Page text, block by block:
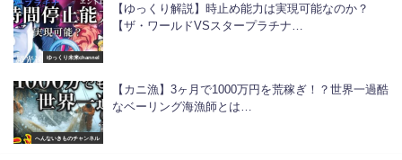
ゆっくり未来channel
【ゆっくり解説】時止め能力は実現可能なのか？
【ザ・ワールドVSスタープラチナ…
へんないきものチャンネル
【カニ漁】3ヶ月で1000万円を荒稼ぎ！？世界一過酷
なベーリング海漁師とは…